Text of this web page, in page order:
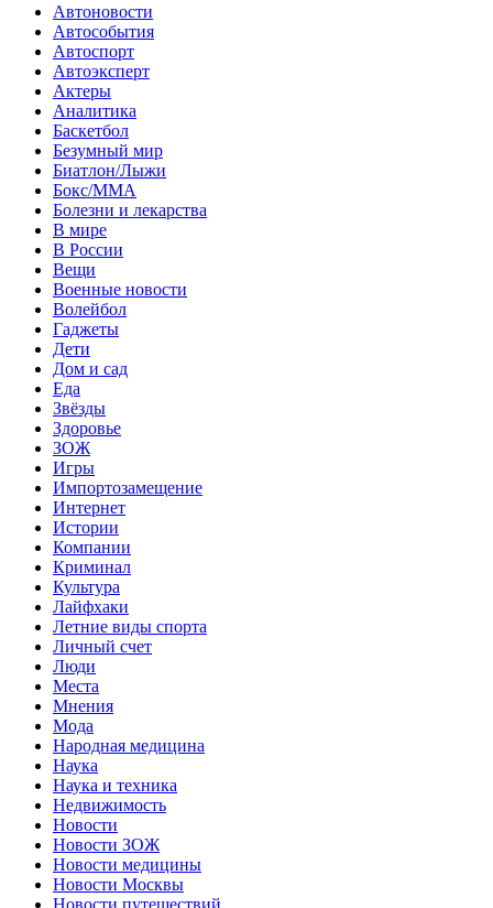
Автоновости
Автособытия
Автоспорт
Автоэксперт
Актеры
Аналитика
Баскетбол
Безумный мир
Биатлон/Лыжи
Бокс/MMA
Болезни и лекарства
В мире
В России
Вещи
Военные новости
Волейбол
Гаджеты
Дети
Дом и сад
Еда
Звёзды
Здоровье
ЗОЖ
Игры
Импортозамещение
Интернет
Истории
Компании
Криминал
Культура
Лайфхаки
Летние виды спорта
Личный счет
Люди
Места
Мнения
Мода
Народная медицина
Наука
Наука и техника
Недвижимость
Новости
Новости ЗОЖ
Новости медицины
Новости Москвы
Новости путешествий